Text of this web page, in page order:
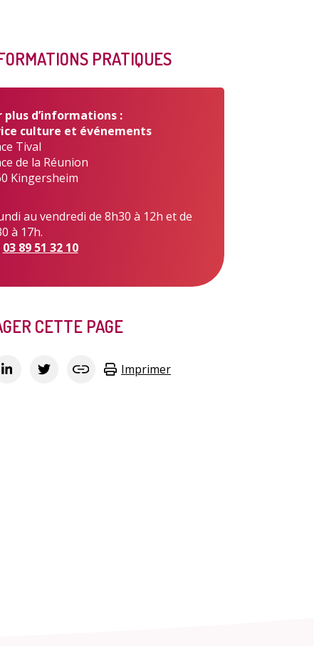
publiques Conseil Municipal
Transition
PRATIQUES
plus d’informations :
culture et événements
Tival
de la Réunion
Kingersheim
au vendredi de 8h30 à 12h et de
à 17h.
03 89 51 32 10
CETTE PAGE
Imprimer